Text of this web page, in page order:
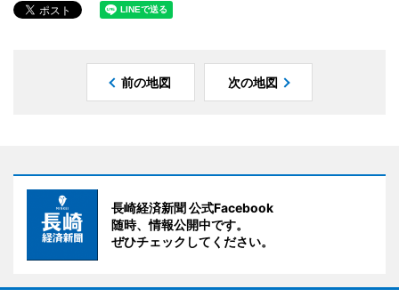
前の地図 次の地図
長崎経済新聞 公式Facebook
随時、情報公開中です。
ぜひチェックしてください。